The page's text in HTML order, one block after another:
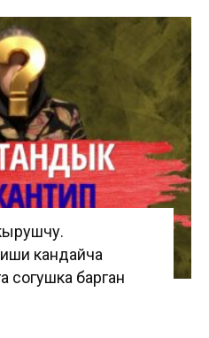
кандайча
согушка барган